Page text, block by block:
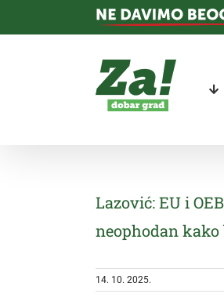
Lazović: EU i
neophodan
14. 10. 2025.